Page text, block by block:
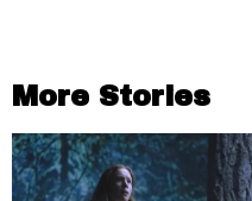
More Stories